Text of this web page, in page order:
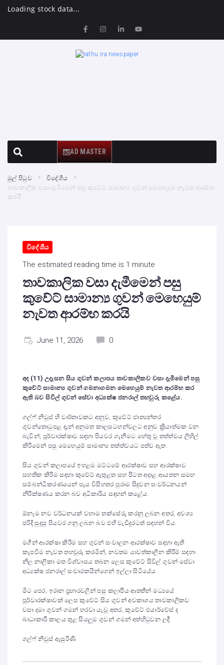
Loading stock data...
AD MASTER
මුල් පිටුව
විදේශීය
තාවකාලික වසා දැමීමෙන් පසු කුවේට් සාමාන්‍ය ගුවන් මෙහෙයුම් නැවත ආරම්භ
කරයි
විදේශීය
The estimated reading time is 1 minute
තාවකාලික වසා දැමීමෙන් පසු
කුවේට් සාමාන්‍ය ගුවන් මෙහෙයුම්
නැවත ආරම්භ කරයි
June 11, 2026 0
අද(11) උදෑසන සිය ගුවන් කලාපය තාවකාලිකව වසා දැමීමෙන් පසු
කුවේට් සාමාන්‍ය ගුවන් ගමනාගමන මෙහෙයුම් නැවත ආරම්භ කර
ඇති බව සිවිල් ගුවන් සේවා අධ්‍යක්ෂ ජනරාල් තහවුරු කළේය.
ගල්ෆ් නිවුස් හි වාර්තාවකට අනුව, කුවේට් ජාත්‍යන්තර
ගුවන්තොටුපළ දැන් අනුමත කාලසටහන්වලට අනුව ක්‍රියාත්මක වන
බැවින්, පූර්වාරක්ෂාව සඳහා පියවර ගැනීමට හේතු වූ තත්ත්වය ලිහිල්
කිරීමෙන් පසු මෙහෙයුම් සාමාන්‍ය තත්ත්වයට පත්ව ඇත.
සිය ගුවන් කලාපයේ ඉහළම මට්ටමේ ආරක්ෂාව සහ ආරක්ෂාව
සහතික කිරීම සඳහා කුවේට් ඇතුළත සහ පිටත අදාළ ආයතන සමඟ
සම්බන්ධීකරණයෙන් පැය විසිහතර පුරාම සිදුවන සංවර්ධනයන්
නිරීක්ෂණය කරන බව අධිකාරිය සඳහන් කළේය.
ඕනෑම නව වර්ධනයක් වහාම තක්සේරු කරනු ලබන අතර, අවශ්‍ය
පරිදි සුදුසු පියවර ගනු ලබන බව එහි වැඩිදුරටත් සඳහන් විය.
මගීන් ආරක්ෂා කිරීම සහ ගුවන් සංචාලන ආරක්ෂාව සඳහා ඇති
කැපවීම නැවත තහවුරු කරමින්, නවතම යාවත්කාලීන කිරීම් සඳහා
නිල නාලිකා මත විශ්වාසය තබන ලෙස කුවේට් සිවිල් ගුවන් සේවා
අධ්‍යක්ෂ ජනරාල් සංචාරකයින්ගෙන් ඉල්ලා සිටියේය.
මීට පෙර, ඉරාන ප්‍රහාරවලින් පසු කලාපීය ආතතීන් මධ්‍යයේ
පූර්වාරක්ෂාවක් ලෙස කුවේට් සිය ගුවන් අවකාශය තාවකාලිකව
වසා දමා ගුවන් ගමන් හරවා යැවූ අතර, කුවේට් එයාර්වේස් ද
බාධාකාරී කාලය තුළ සියලුම ගුවන් ගමන් අත්හිටුවන ලදී.
ගල්ෆ් නිවුස් ඇසුරිණි